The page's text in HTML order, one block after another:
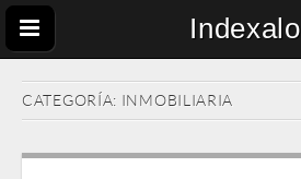
Indexalo
CATEGORÍA: INMOBILIARIA